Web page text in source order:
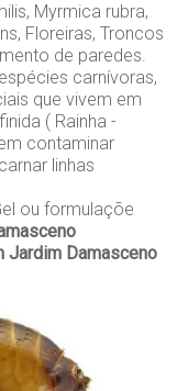
Myrmica rubra,
Floreiras, Troncos
de paredes.
carnívoras,
que vivem em
( Rainha -
contaminar
linhas
ou formulaçõe
Jardim Damasceno